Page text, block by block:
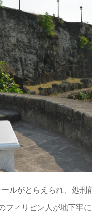
ルがとらえられ、処刑
フィリピン人が地下牢